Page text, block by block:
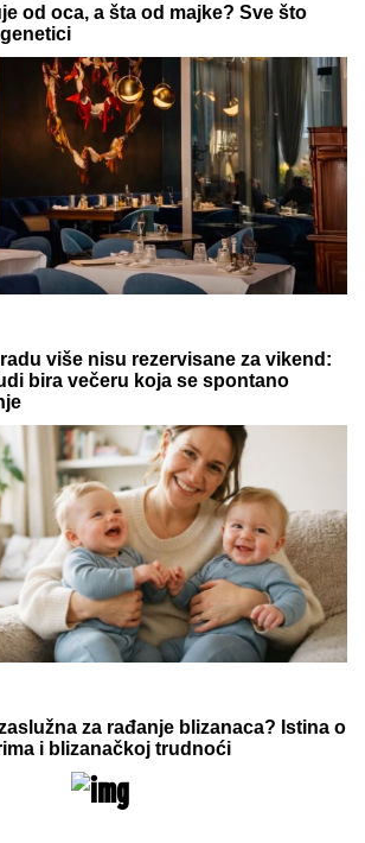
PROMO KOD CASINO Preuzmi
SPINOVA
ljudsko telo može da izdrži?
od oca, a šta od majke? Sve što